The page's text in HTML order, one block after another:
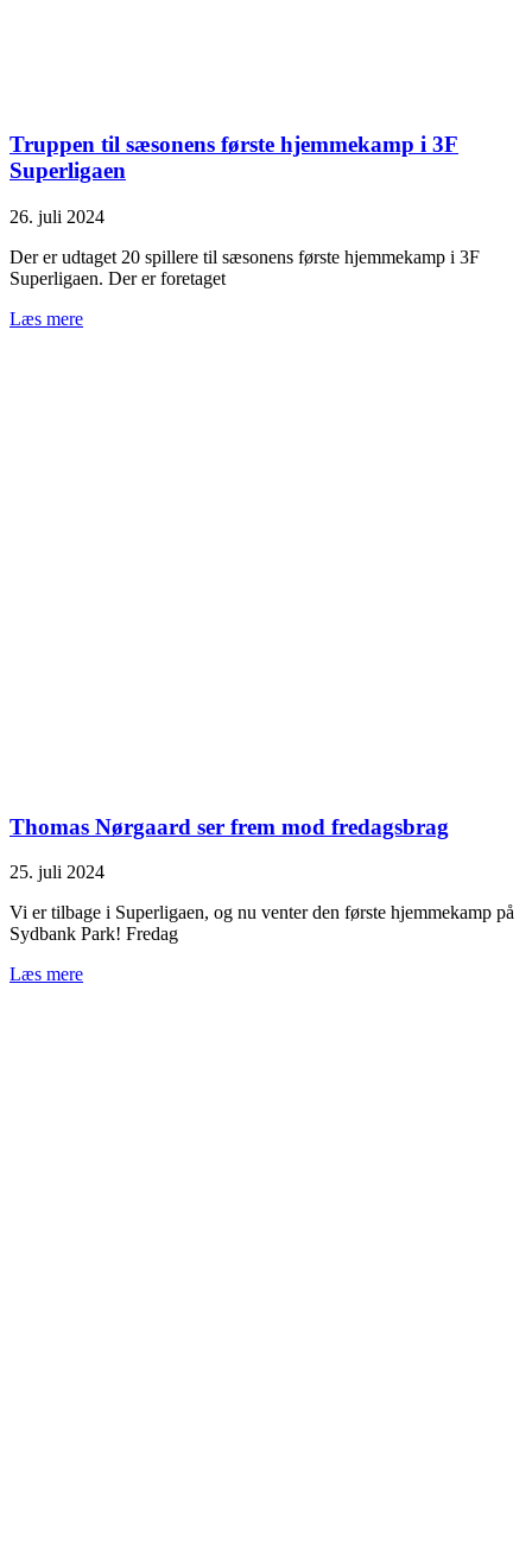
Truppen til sæsonens første hjemmekamp i 3F
Superligaen
26. juli 2024
Der er udtaget 20 spillere til sæsonens første hjemmekamp i 3F
Superligaen. Der er foretaget
Læs mere
Thomas Nørgaard ser frem mod fredagsbrag
25. juli 2024
Vi er tilbage i Superligaen, og nu venter den første hjemmekamp på
Sydbank Park! Fredag
Læs mere